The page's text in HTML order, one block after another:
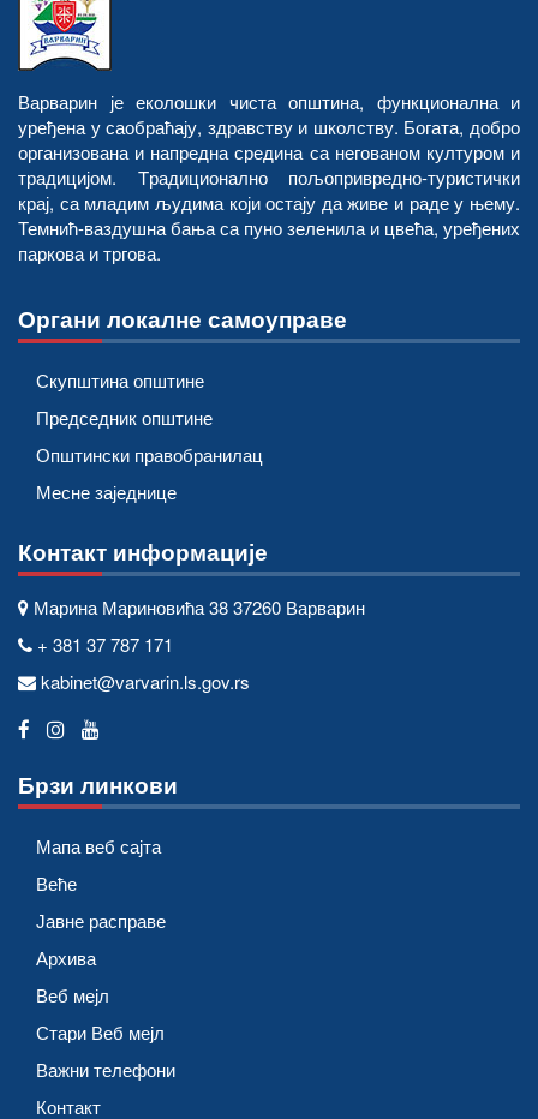
Варварин је еколошки чиста општина, функционална и
уређена у саобраћају, здравству и школству. Богата, добро
организована и напредна средина са негованом културом и
традицијом. Tрадиционално пољопривредно-туристички
крај, са младим људима који остају да живе и раде у њему.
Темнић-ваздушна бања са пуно зеленила и цвећа, уређених
паркова и тргова.
Органи локалне самоуправе
Скупштина општине
Председник општине
Општински правобранилац
Месне заједнице
Контакт информације
Марина Мариновића 38 37260 Варварин
+ 381 37 787 171
kabinet@varvarin.ls.gov.rs
Брзи линкови
Мапа веб сајта
Веће
Јавне расправе
Архива
Веб мејл
Стари Веб мејл
Важни телефони
Контакт